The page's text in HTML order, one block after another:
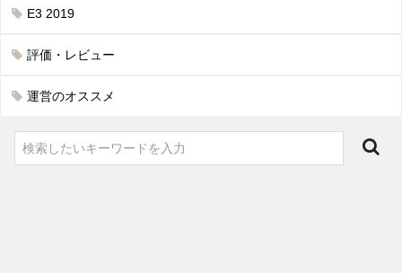
E3 2019
評価・レビュー
運営のオススメ